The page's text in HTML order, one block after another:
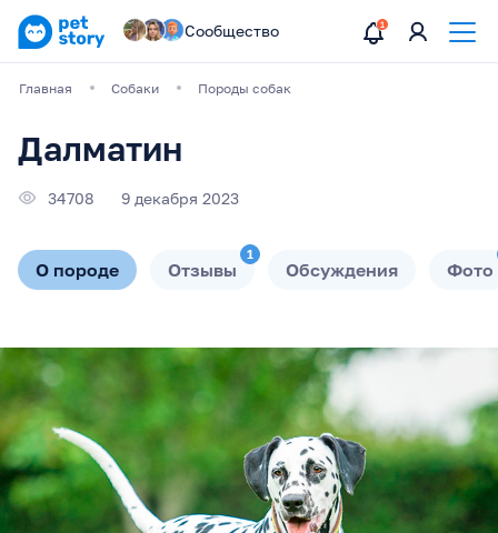
Сообщество
Главная Собаки Породы собак
Далматин
34708 9 декабря 2023
О породе Отзывы
1
Обсуждения Фото